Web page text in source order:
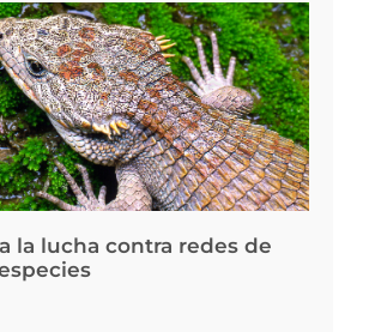
la lucha contra redes de